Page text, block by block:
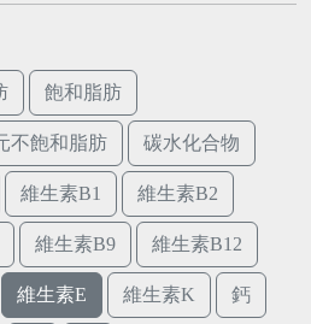
飽和脂肪
不飽和脂肪 碳水化合物
維生素B1 維生素B2
維生素B9 維生素B12
維生素E 維生素K 鈣